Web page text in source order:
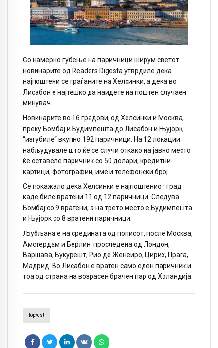
Со намерно губење на паричници ширум светот
новинарите од Readers Digesta утврдиле дека
најпоштени се граѓаните на Хелсинки, а дека во
Лисабон е најтешко да наидете на поштен случаен
минувач.
Новинарите во 16 градови, од Хелсинки и Москва,
преку Бомбај и Будимпешта до Лисабон и Њујорк,
“изгубиле“ вкупно 192 паричници. На 12 локации
набљудувале што ќе се случи откако на јавно место
ќе оставеле паричник со 50 долари, кредитни
картици, фотографии, име и телефонски број.
Се покажало дека Хелсинки е најпоштениот град
каде биле вратени 11 од 12 паричници. Следува
Бомбај со 9 вратени, а на трето место е Будимпешта
и Њујорк со 8 вратени паричници.
Љубљана е на средината од пописот, после Москва,
Амстердам и Берлин, проследена од Лондон,
Варшава, Букурешт, Рио де Женеиро, Цирих, Прага,
Мадрид. Во Лисабон е вратен само еден паричник и
тоа од страна на возрасен брачен пар од Холандија.
Topvest